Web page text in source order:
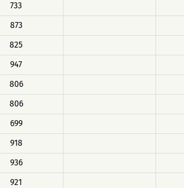
733
873
825
947
806
806
699
918
936
921